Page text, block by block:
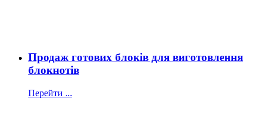
Продаж готових блоків для виготовлення
блокнотів
Перейти ...